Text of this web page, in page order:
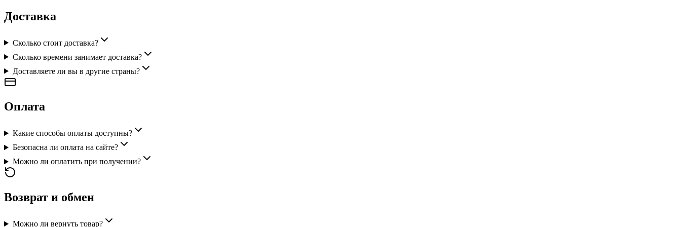
Доставка
Сколько стоит доставка?
Сколько времени занимает доставка?
Доставляете ли вы в другие страны?
Оплата
Какие способы оплаты доступны?
Безопасна ли оплата на сайте?
Можно ли оплатить при получении?
Возврат и обмен
Можно ли вернуть товар?